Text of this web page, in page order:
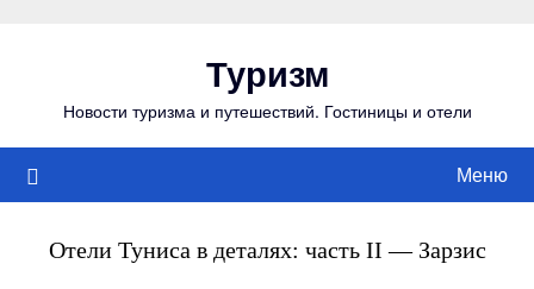
Туризм
Новости туризма и путешествий. Гостиницы и отели
Меню
Отели Туниса в деталях: часть II — Зарзис